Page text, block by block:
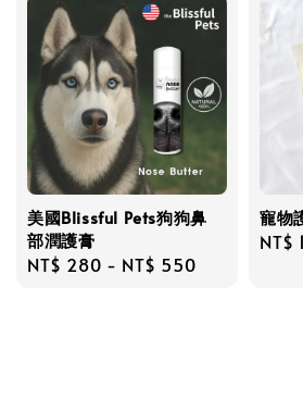
美國Blissful Pets狗狗鼻
部潤護膏
Regular
NT$ 280 - NT$ 550
寵物
NT$